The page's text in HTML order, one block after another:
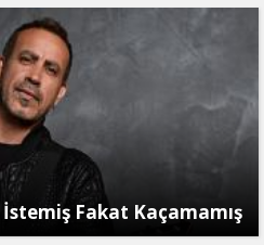
Fakat Kaçamamış